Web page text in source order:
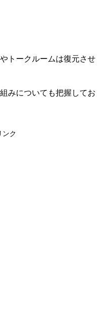
トークルームは復元させ
みについても把握してお
ンク